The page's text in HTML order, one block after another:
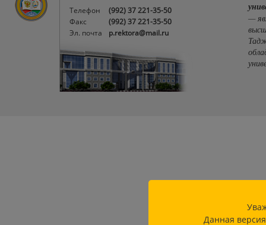
Телефон
(992) 37 221-35-50
Факс
(992) 37 221-35-50
Эл. почта
p.rektora@mail.ru
—
Данная